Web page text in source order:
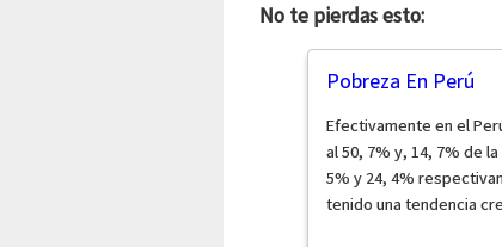
No te pierdas esto:
Pobreza En Perú
Efectivamente en el
al 50, 7% y, 14, 7% de
5% y 24, 4%
tenido una tendencia